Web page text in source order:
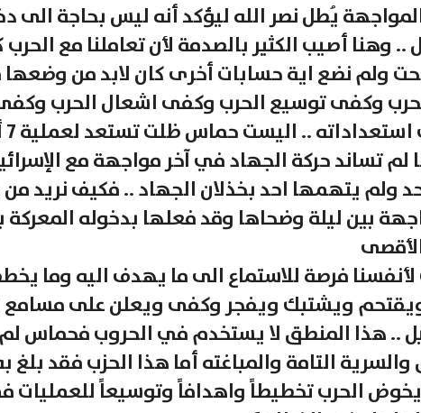
يُطل نصر الله ليؤكد أنه ليس بحاجة الى
.. وهنا أصيب الكثير بالصدمة لأن تعاملنا مع
ولم نضع اية حسابات أخرى كان لابد من وضعها
وكفى توسيع الحرب وكفى اشعال الحرب
تساند حركة الجهاد في آخر مواجهة مع
ولم يتهمها احد بخذلان الجهاد .. فكيف نريد من
بين ليلة وضحاها وقد فعلها بدخوله
فرصة للاستماع الى ما يهدف اليه وما
ويشتبك ويفجر وكفى ويعلن على مسامع
.. هذا المنطق لا يستخدم في الحروب فحماس لم
التامة والمباغته أما هذا الحزب فقد بلغ
يخوض الحرب تخطيطاً واهدافاً وتوسيعاً